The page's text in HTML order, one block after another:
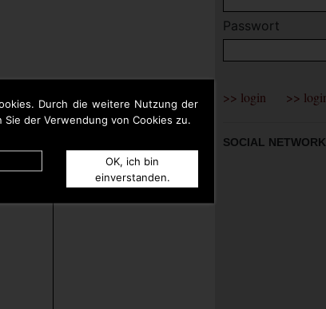
Durch die weitere Nutzung der
Sie der Verwendung von Cookies zu.
OK, ich bin
einverstanden.
Passwort
SOCIAL NETWORK